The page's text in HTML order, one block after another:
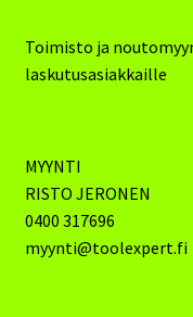
Toimisto ja
laskutusasiakkaille
MYYNTI
RISTO JERONEN
0400 317696
myynti@toolexpert.fi